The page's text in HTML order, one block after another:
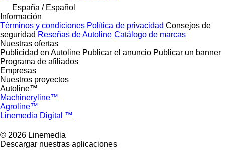
España / Español
Información
Términos y condiciones Política de privacidad Consejos de
seguridad Reseñas de Autoline Catálogo de marcas
Nuestras ofertas
Publicidad en Autoline Publicar el anuncio Publicar un banner
Programa de afiliados
Empresas
Nuestros proyectos
Autoline™
Machineryline™
Agroline™
Linemedia Digital ™
© 2026 Linemedia
Descargar nuestras aplicaciones